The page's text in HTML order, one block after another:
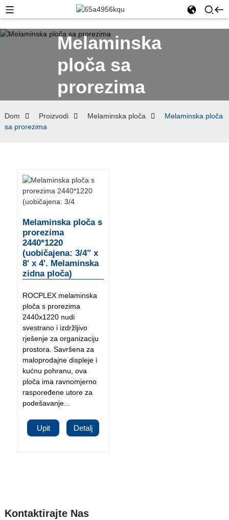
Melaminska
ploča sa
prorezima
Dom Proizvodi Melaminska ploča
Melaminska ploča
sa prorezima
Melaminska ploča s
prorezima
2440*1220
(uobičajena: 3/4" x
8' x 4'. Melaminska
zidna ploča)
ROCPLEX melaminska
ploča s prorezima
2440x1220 nudi
svestrano i izdržljivo
rješenje za organizaciju
prostora. Savršena za
maloprodajne displeje i
kućnu pohranu, ova
ploča ima ravnomjerno
raspoređene utore za
podešavanje...
Upit Detalj
Kontaktirajte Nas